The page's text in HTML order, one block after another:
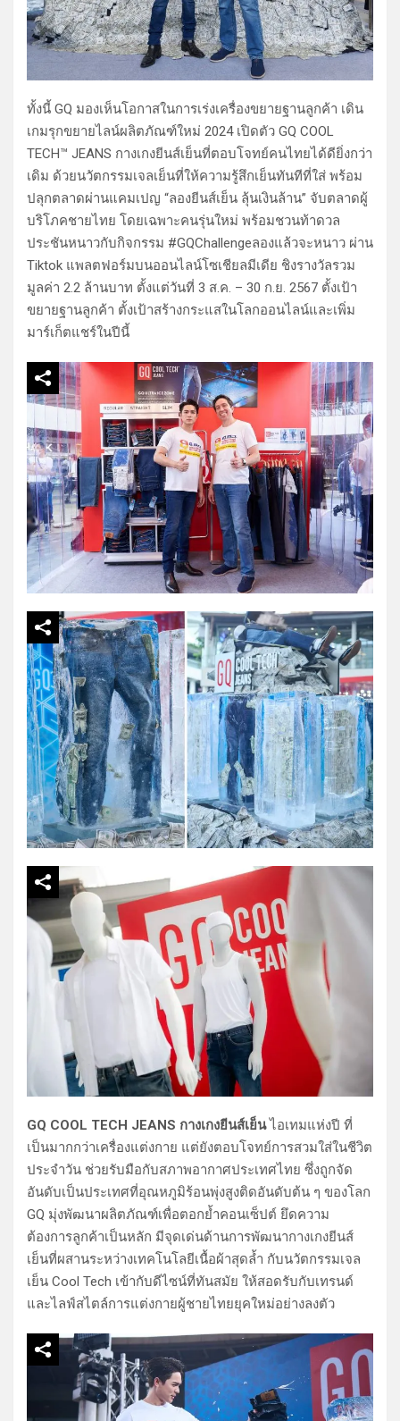
ทั้งนี้ GQ มองเห็นโอกาสในการเร่งเครื่องขยายฐานลูกค้า เดิน
เกมรุกขยายไลน์ผลิตภัณฑ์ใหม่ 2024 เปิดตัว GQ COOL
TECH™ JEANS กางเกงยีนส์เย็นที่ตอบโจทย์คนไทยได้ดียิ่งกว่า
เดิม ด้วยนวัตกรรมเจลเย็นที่ให้ความรู้สึกเย็นทันทีที่ใส่ พร้อม
ปลุกตลาดผ่านแคมเปญ “ลองยีนส์เย็น ลุ้นเงินล้าน” จับตลาดผู้
บริโภคชายไทย โดยเฉพาะคนรุ่นใหม่ พร้อมชวนท้าดวล
ประชันหนาวกับกิจกรรม #GQChallengeลองแล้วจะหนาว ผ่าน
Tiktok แพลตฟอร์มบนออนไลน์โซเชียลมีเดีย ชิงรางวัลรวม
มูลค่า 2.2 ล้านบาท ตั้งแต่วันที่ 3 ส.ค. – 30 ก.ย. 2567 ตั้งเป้า
ขยายฐานลูกค้า ตั้งเป้าสร้างกระแสในโลกออนไลน์และเพิ่ม
มาร์เก็ตแชร์ในปีนี้
GQ COOL TECH JEANS กางเกงยีนส์เย็นไอเทมแห่งปี ที่
เป็นมากกว่าเครื่องแต่งกาย แต่ยังตอบโจทย์การสวมใส่ในชีวิต
ประจำวัน ช่วยรับมือกับสภาพอากาศประเทศไทย ซึ่งถูกจัด
อันดับเป็นประเทศที่อุณหภูมิร้อนพุ่งสูงติดอันดับต้น ๆ ของโลก
GQ มุ่งพัฒนาผลิตภัณฑ์เพื่อตอกย้ำคอนเซ็ปต์ ยึดความ
ต้องการลูกค้าเป็นหลัก มีจุดเด่นด้านการพัฒนากางเกงยีนส์
เย็นที่ผสานระหว่างเทคโนโลยีเนื้อผ้าสุดล้ำ กับนวัตกรรมเจล
เย็น Cool Tech เข้ากับดีไซน์ที่ทันสมัย ให้สอดรับกับเทรนด์
และไลฟ์สไตล์การแต่งกายผู้ชายไทยยุคใหม่อย่างลงตัว